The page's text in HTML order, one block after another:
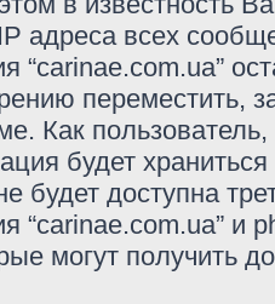
адреса всех
“carinae.com.ua”
переместить,
Как
будет
будет доступна
“carinae.com.ua” и
могут получить